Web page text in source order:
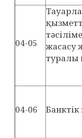
04-05
жасасу
туралы
04-06